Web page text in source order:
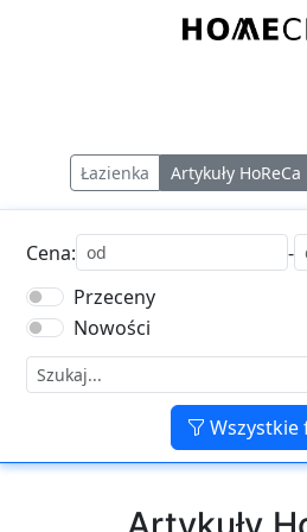
Homeclub
Łazienka Artykuły HoReCa
Cena:
-
Przeceny
Nowości
Wszystkie